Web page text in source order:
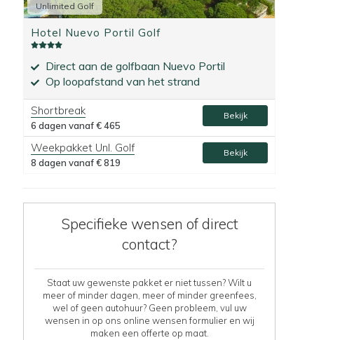
Unlimited Golf
Hotel Nuevo Portil Golf
Direct aan de golfbaan Nuevo Portil
Op loopafstand van het strand
Shortbreak
6 dagen vanaf€ 465
Bekijk
Weekpakket Unl. Golf
8 dagen vanaf€ 819
Bekijk
Specifieke wensen of direct
contact?
Staat uw gewenste pakket er niet tussen? Wilt u
meer of minder dagen, meer of minder greenfees,
wel of geen autohuur? Geen probleem, vul uw
wensen in op ons online wensen formulier en wij
maken een offerte op maat.